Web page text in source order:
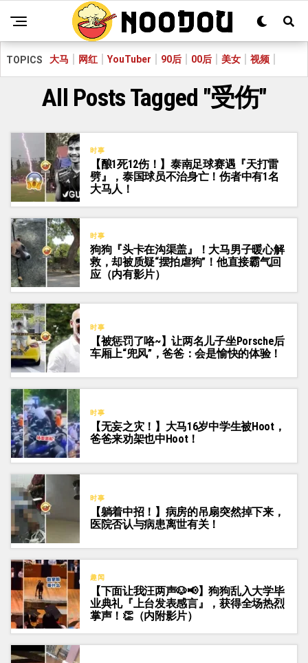
TOPICS 大马 网红 YouTuber 90后 00后 美女 视频
All Posts Tagged "受伤"
时事
【酿1死12伤！】泰南足球赛遇『天打雷
劈』，泰国球员不治身亡！伤者中有1名
大马人！
时事
狗狗『头卡在沟渠盖』！大马男子暖心解
救，却被质疑“摆拍虐狗”！他直接霸气回
应（内有影片）
时事
【被惩罚了咯~】让两名儿子坐Porsche后
车厢上“兜风”，爸爸：会是愉快的体验！
时事
【无妄之灾！】大马16岁中学生被Hoot，
爸爸来劝架也中Hoot！
时事
【躺着中招！】病房的吊扇突然掉下来，
医院否认与病患离世有关！
趣闻
【下面让我汪两声🐶📢】狗狗乱入大学毕
业典礼『上台发表感言』，获得全场热烈
掌声！👏（内附影片）